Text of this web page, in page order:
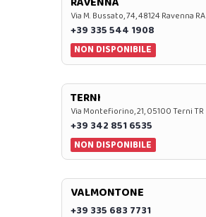
Via M. Bussato, 74, 48124 Ravenna RA
+39 335 544 1908
NON DISPONIBILE
TERNI
Via Montefiorino, 21, 05100 Terni TR
+39 342 851 6535
NON DISPONIBILE
VALMONTONE
+39 335 683 7731